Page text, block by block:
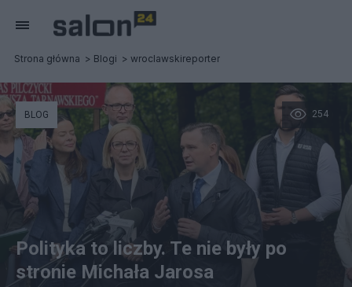
Strona główna Blogi wroclawskireporter
254
BLOG
Polityka to liczby. Te nie były po
stronie Michała Jarosa